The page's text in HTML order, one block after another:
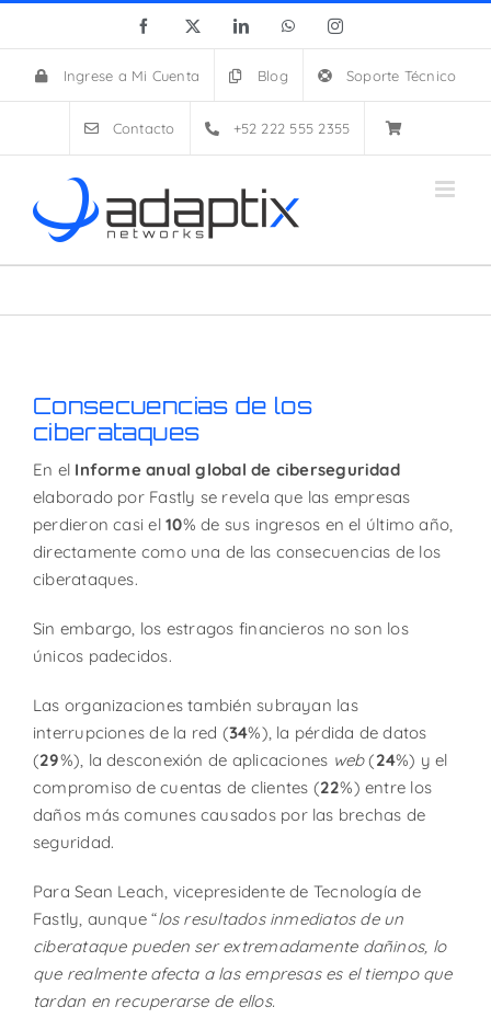
content
Facebook
X LinkedInWhatsAppInstagram
Ingrese a Mi Cuenta Blog Soporte Técnico
Contacto +52 222 555 2355
Consecuencias de los
ciberataques
En el Informe anual global de ciberseguridad
elaborado por Fastly se revela que las empresas
perdieron casi el10% de sus ingresos en el último año,
directamente como una de las consecuencias de los
ciberataques.
Sin embargo, los estragos financieros no son los
únicos padecidos.
Las organizaciones también subrayan las
interrupciones de la red (34%), la pérdida de datos
(29%), la desconexión de aplicaciones web(24%) y el
compromiso de cuentas de clientes (22%) entre los
daños más comunes causados por las brechas de
seguridad.
Para Sean Leach, vicepresidente de Tecnología de
Fastly, aunque “los resultados inmediatos de un
ciberataque pueden ser extremadamente dañinos, lo
que realmente afecta a las empresas es el tiempo que
tardan en recuperarse de ellos.